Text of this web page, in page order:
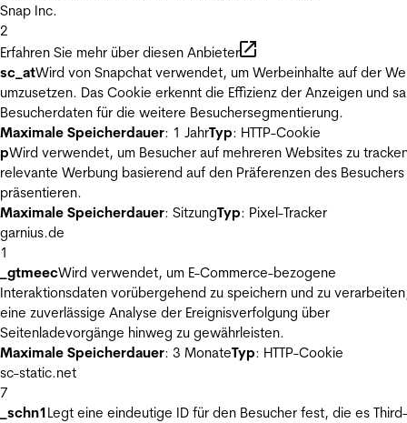
Snap Inc.
2
Erfahren Sie mehr über diesen Anbieter
sc_atWird von Snapchat verwendet, um Werbeinhalte auf der
umzusetzen. Das Cookie erkennt die Effizienz der Anzeigen und
Besucherdaten für die weitere Besuchersegmentierung.
Maximale Speicherdauer: 1 JahrTyp: HTTP-Cookie
pWird verwendet, um Besucher auf mehreren Websites zu
relevante Werbung basierend auf den Präferenzen des Besuchers
präsentieren.
Maximale Speicherdauer: SitzungTyp: Pixel-Tracker
garnius.de
1
_gtmeecWird verwendet, um E-Commerce-bezogene
Interaktionsdaten vorübergehend zu speichern und zu
eine zuverlässige Analyse der Ereignisverfolgung über
Seitenladevorgänge hinweg zu gewährleisten.
Maximale Speicherdauer: 3 MonateTyp: HTTP-Cookie
sc-static.net
7
_schn1Legt eine eindeutige ID für den Besucher fest, die es